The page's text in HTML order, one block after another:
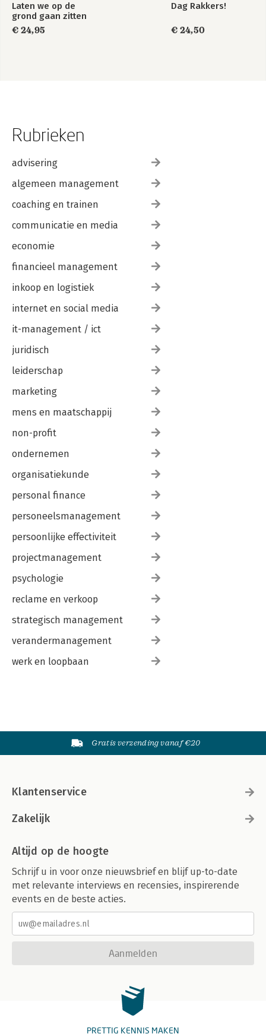
Laten we op de
grond gaan zitten
€ 24,95
Dag Rakkers!
€ 24,50
Rubrieken
advisering
algemeen management
coaching en trainen
communicatie en media
economie
financieel management
inkoop en logistiek
internet en social media
it-management / ict
juridisch
leiderschap
marketing
mens en maatschappij
non-profit
ondernemen
organisatiekunde
personal finance
personeelsmanagement
persoonlijke effectiviteit
projectmanagement
psychologie
reclame en verkoop
strategisch management
verandermanagement
werk en loopbaan
Gratis verzending vanaf €20
Klantenservice
Zakelijk
Altijd op de hoogte
Schrijf u in voor onze nieuwsbrief en blijf up-to-date
met relevante interviews en recensies, inspirerende
events en de beste acties.
Aanmelden
PRETTIG KENNIS MAKEN